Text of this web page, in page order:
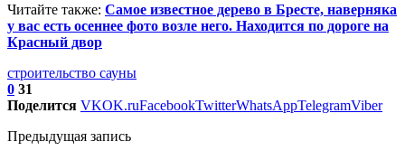
Читайте также: Самое известное дерево в Бресте, наверняка
у вас есть осеннее фото возле него. Находится по дороге на
Красный двор
строительство сауны
0 31
Поделится VKOK.ruFacebookTwitterWhatsAppTelegramViber
Предыдущая запись